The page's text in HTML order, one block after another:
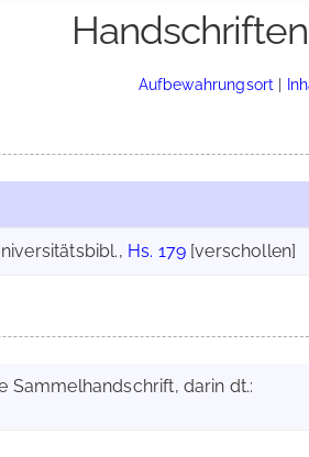
Aufbewahrungsort |
Hs. 179 [verschollen]
Sammelhandschrift, darin dt.: